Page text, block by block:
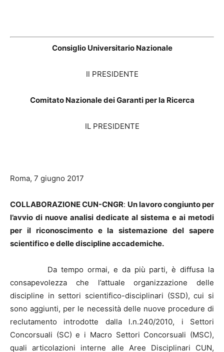
Consiglio Universitario Nazionale
Il PRESIDENTE
Comitato Nazionale dei Garanti per la Ricerca
IL PRESIDENTE
Roma, 7 giugno 2017
COLLABORAZIONE CUN-CNGR: Un lavoro congiunto per
l’avvio di nuove analisi dedicate al sistema e ai metodi
per il riconoscimento e la sistemazione del sapere
scientifico e delle discipline accademiche.
Da tempo ormai, e da più parti, è diffusa la
consapevolezza che l’attuale organizzazione delle
discipline in settori scientifico-disciplinari (SSD), cui si
sono aggiunti, per le necessità delle nuove procedure di
reclutamento introdotte dalla l.n.240/2010, i Settori
Concorsuali (SC) e i Macro Settori Concorsuali (MSC),
quali articolazioni interne alle Aree Disciplinari CUN,